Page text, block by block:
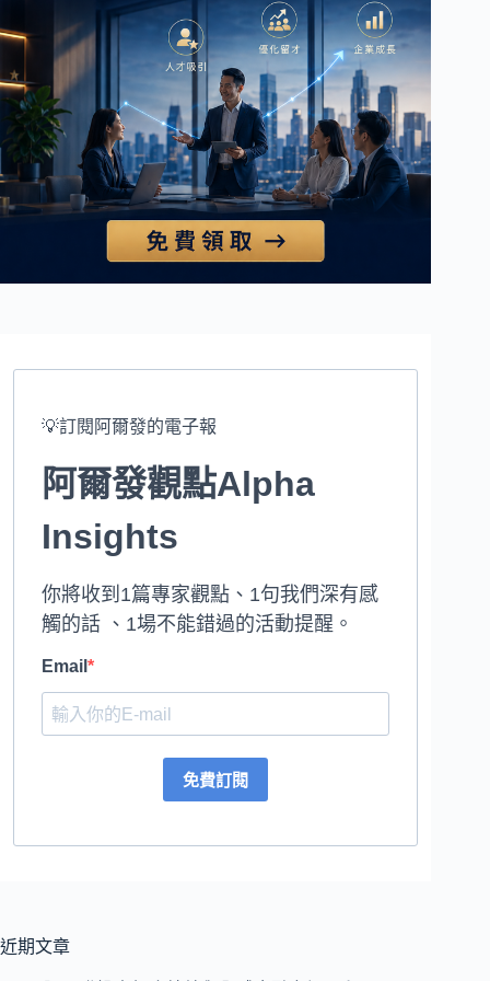
💡訂閱阿爾發的電子報
阿爾發觀點Alpha
Insights
你將收到1篇專家觀點、1句我們深有感
觸的話 、1場不能錯過的活動提醒。
Email
免費訂閱
近期文章